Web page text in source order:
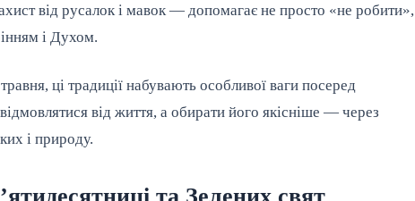
від русалок і мавок — допомагає не просто «не робити»,
і Духом.
ці традиції набувають особливої ваги посеред
від життя, а обирати його якісніше — через
і природу.